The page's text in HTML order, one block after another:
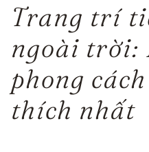
Trang trí
ngoài trời:
phong
thích nhất